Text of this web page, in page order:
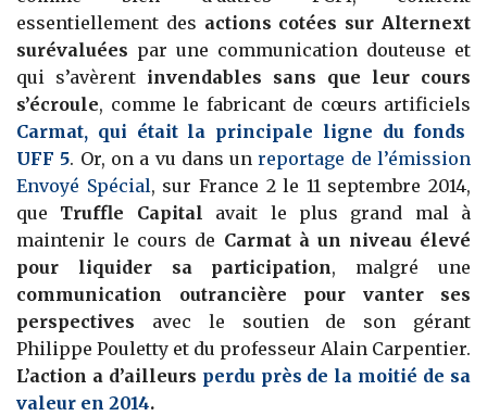
essentiellement des actions cotées sur Alternext
surévaluées par une communication douteuse et
qui s’avèrent invendables sans que leur cours
s’écroule, comme le fabricant de cœurs artificiels
Carmat, qui était la principale ligne du fonds
UFF 5. Or, on a vu dans unreportage de l’émission
Envoyé Spécial, sur France 2 le 11 septembre 2014,
que Truffle Capital avait le plus grand mal à
maintenir le cours de Carmat à un niveau élevé
pour liquider sa participation, malgré une
communication outrancière pour vanter ses
perspectives avec le soutien de son gérant
Philippe Pouletty et du professeur Alain Carpentier.
L’action a d’ailleurs perdu près de la moitié de sa
valeur en 2014.